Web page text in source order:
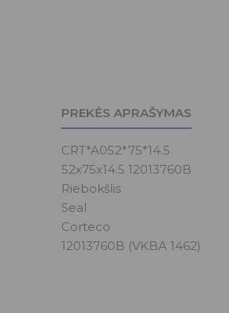
PREKĖS APRAŠYMAS
CRT*A052*75*14.5
52x75x14.5 12013760B
Riebokšlis
Seal
Corteco
12013760B (VKBA 1462)